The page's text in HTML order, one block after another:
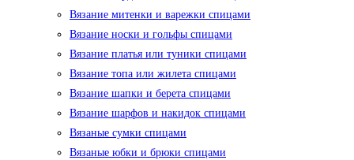
Вязание митенки и варежки спицами
Вязание носки и гольфы спицами
Вязание платья или туники спицами
Вязание топа или жилета спицами
Вязание шапки и берета спицами
Вязание шарфов и накидок спицами
Вязаные сумки спицами
Вязаные юбки и брюки спицами